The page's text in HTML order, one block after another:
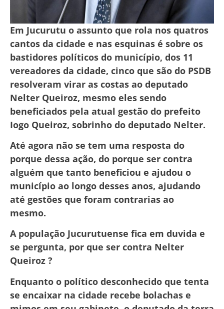
Em Jucurutu o assunto que rola nos quatros
cantos da cidade e nas esquinas é sobre os
bastidores políticos do município, dos 11
vereadores da cidade, cinco que são do PSDB
resolveram virar as costas ao deputado
Nelter Queiroz, mesmo eles sendo
beneficiados pela atual gestão do prefeito
Iogo Queiroz, sobrinho do deputado Nelter.
Até agora não se tem uma resposta do
porque dessa ação, do porque ser contra
alguém que tanto beneficiou e ajudou o
município ao longo desses anos, ajudando
até gestões que foram contrarias ao
mesmo.
A população Jucurutuense fica em duvida e
se pergunta, por que ser contra Nelter
Queiroz ?
Enquanto o político desconhecido que tenta
se encaixar na cidade recebe bolachas e